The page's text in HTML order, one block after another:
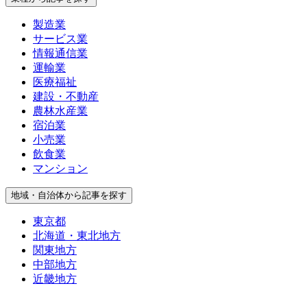
製造業
サービス業
情報通信業
運輸業
医療福祉
建設・不動産
農林水産業
宿泊業
小売業
飲食業
マンション
地域・自治体から記事を探す
東京都
北海道・東北地方
関東地方
中部地方
近畿地方